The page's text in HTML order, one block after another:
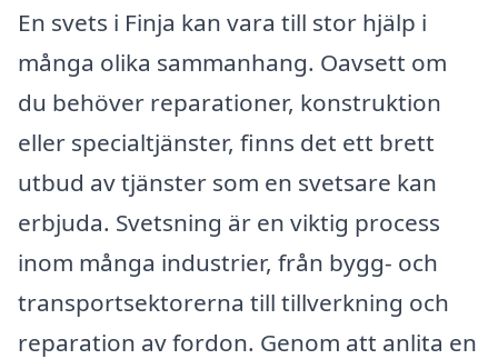
En svets i Finja kan vara till stor hjälp i
många olika sammanhang. Oavsett om
du behöver reparationer, konstruktion
eller specialtjänster, finns det ett brett
utbud av tjänster som en svetsare kan
erbjuda. Svetsning är en viktig process
inom många industrier, från bygg- och
transportsektorerna till tillverkning och
reparation av fordon. Genom att anlita en